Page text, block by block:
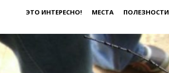
ЭТО ИНТЕРЕСНО! МЕСТА ПОЛЕЗНОСТИ